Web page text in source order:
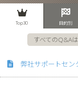
Top30 目的別
すべてのQ&A
弊社サポートセン